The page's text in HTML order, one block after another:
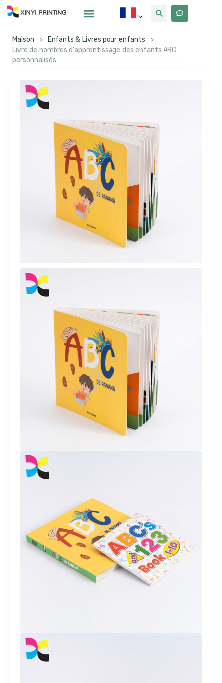
Maison > Enfants & Livres pour enfants
>
Livre de nombres d'apprentissage des enfants ABC
personnalisés